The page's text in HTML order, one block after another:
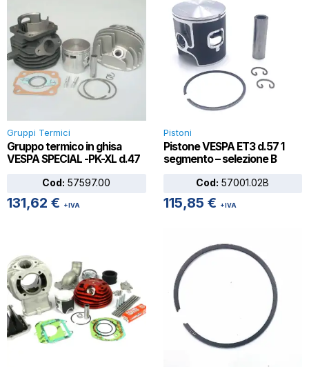
Gruppi Termici
Gruppo termico in ghisa
VESPA SPECIAL -PK-XL d.47
Cod: 57597.00
131,62 € +IVA
Pistoni
Pistone VESPA ET3 d.57 1
segmento – selezione B
Cod: 57001.02B
115,85 € +IVA